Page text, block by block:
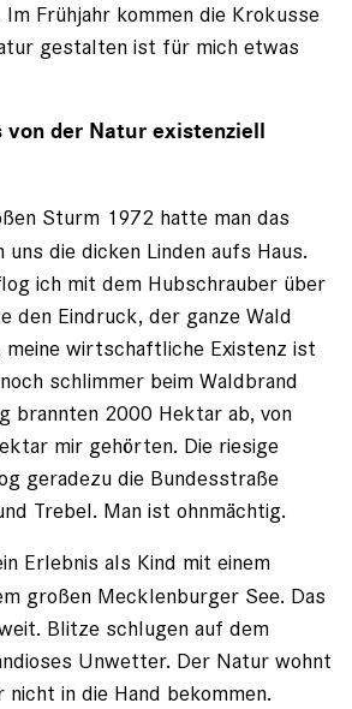
Im Frühjahr kommen die Krokusse
gestalten ist für mich etwas
von der Natur existenziell
Sturm 1972 hatte man das
die dicken Linden aufs Haus.
ich mit dem Hubschrauber über
den Eindruck, der ganze Wald
wirtschaftliche Existenz ist
schlimmer beim Waldbrand
brannten 2000 Hektar ab, von
mir gehörten. Die riesige
geradezu die Bundesstraße
Trebel. Man ist ohnmächtig.
Erlebnis als Kind mit einem
großen Mecklenburger See. Das
Blitze schlugen auf dem
Unwetter. Der Natur wohnt
in die Hand bekommen.